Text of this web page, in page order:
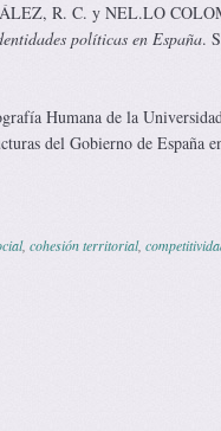
R. C. y NEL.LO
políticas en España.
Humana de la
del Gobierno de España
, cohesión territorial,